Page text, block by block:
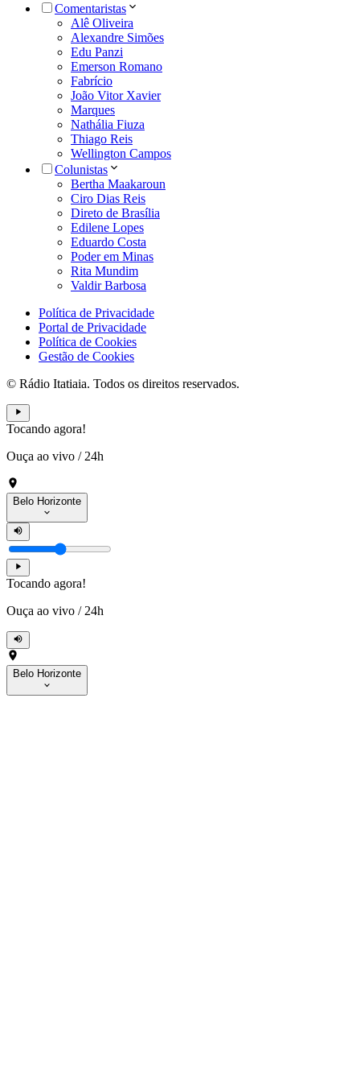
Comentaristas
Alê Oliveira
Alexandre Simões
Edu Panzi
Emerson Romano
Fabrício
João Vitor Xavier
Marques
Nathália Fiuza
Thiago Reis
Wellington Campos
Colunistas
Bertha Maakaroun
Ciro Dias Reis
Direto de Brasília
Edilene Lopes
Eduardo Costa
Poder em Minas
Rita Mundim
Valdir Barbosa
Política de Privacidade
Portal de Privacidade
Política de Cookies
Gestão de Cookies
© Rádio Itatiaia. Todos os direitos reservados.
Tocando agora!
Ouça ao vivo / 24h
Belo Horizonte
Tocando agora!
Ouça ao vivo / 24h
Belo Horizonte